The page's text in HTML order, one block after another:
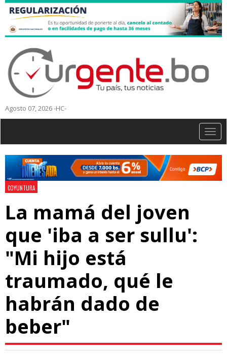
Agosto 07, 2026 -HC-
COYUNTURA
La mamá del joven
que 'iba a ser sullu':
"Mi hijo está
traumado, qué le
habrán dado de
beber"